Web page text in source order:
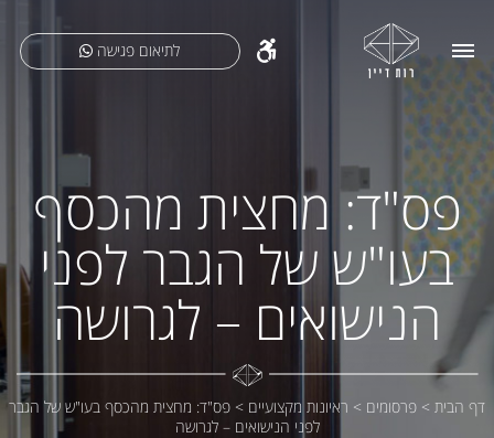
לתיאום פגישה
פס"ד: מחצית מהכסף
בעו"ש של הגבר לפני
הנישואים – לגרושה
דף הבית > פרסומים > ראיונות מקצועיים > פס"ד: מחצית מהכסף בעו"ש של הגבר
לפני הנישואים – לגרושה